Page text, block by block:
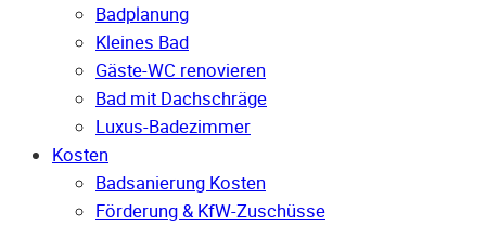
Badplanung
Kleines Bad
Gäste-WC renovieren
Bad mit Dachschräge
Luxus-Badezimmer
Kosten
Badsanierung Kosten
Förderung & KfW-Zuschüsse